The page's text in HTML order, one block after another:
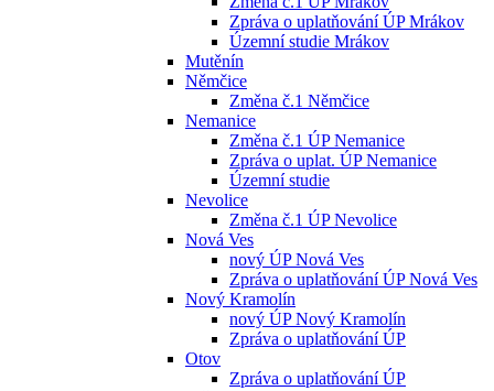
Zpráva o uplatňování ÚP Mrákov
Územní studie Mrákov
Mutěnín
Němčice
Změna č.1 Němčice
Nemanice
Změna č.1 ÚP Nemanice
Zpráva o uplat. ÚP Nemanice
Územní studie
Nevolice
Změna č.1 ÚP Nevolice
Nová Ves
nový ÚP Nová Ves
Zpráva o uplatňování ÚP Nová Ves
Nový Kramolín
nový ÚP Nový Kramolín
Zpráva o uplatňování ÚP
Otov
Zpráva o uplatňování ÚP